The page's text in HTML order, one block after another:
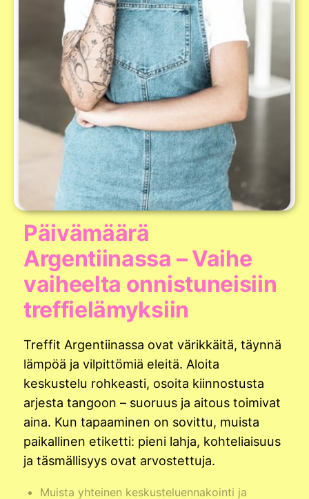
Päivämäärä
Argentiinassa – Vaihe
vaiheelta onnistuneisiin
treffielämyksiin
Treffit Argentiinassa ovat värikkäitä, täynnä
lämpöä ja vilpittömiä eleitä. Aloita
keskustelu rohkeasti, osoita kiinnostusta
arjesta tangoon – suoruus ja aitous toimivat
aina. Kun tapaaminen on sovittu, muista
paikallinen etiketti: pieni lahja, kohteliaisuus
ja täsmällisyys ovat arvostettuja.
Muista yhteinen keskusteluennakointi ja